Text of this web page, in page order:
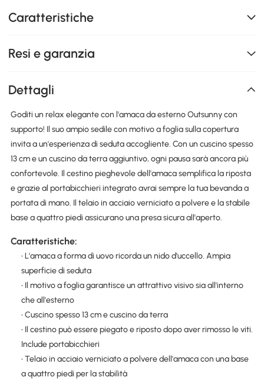
Caratteristiche
Resi e garanzia
Dettagli
Goditi un relax elegante con l'amaca da esterno Outsunny con
supporto! Il suo ampio sedile con motivo a foglia sulla copertura
invita a un'esperienza di seduta accogliente. Con un cuscino spesso
13 cm e un cuscino da terra aggiuntivo, ogni pausa sarà ancora più
confortevole. Il cestino pieghevole dell'amaca semplifica la riposta
e grazie al portabicchieri integrato avrai sempre la tua bevanda a
portata di mano. Il telaio in acciaio verniciato a polvere e la stabile
base a quattro piedi assicurano una presa sicura all'aperto.
Caratteristiche:
• L'amaca a forma di uovo ricorda un nido d'uccello. Ampia
superficie di seduta
• Il motivo a foglia garantisce un attrattivo visivo sia all'interno
che all'esterno
• Cuscino spesso 13 cm e cuscino da terra
• Il cestino può essere piegato e riposto dopo aver rimosso le viti.
Include portabicchieri
• Telaio in acciaio verniciato a polvere dell'amaca con una base
a quattro piedi per la stabilità